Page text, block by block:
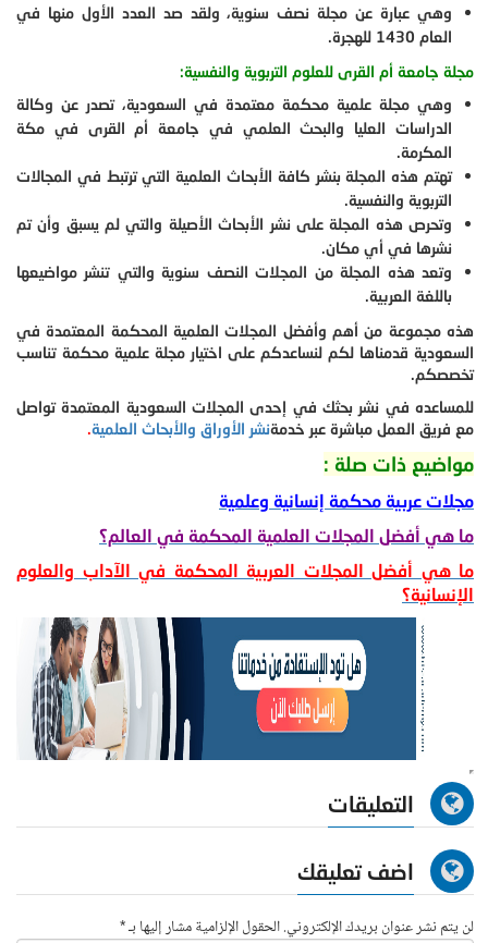
وهي عبارة عن مجلة نصف سنوية، ولقد صد العدد الأول منها في
العام 1430 للهجرة.
مجلة جامعة أم القرى للعلوم التربوية والنفسية:
وهي مجلة علمية محكمة معتمدة في السعودية، تصدر عن وكالة
الدراسات العليا والبحث العلمي في جامعة أم القرى في مكة
المكرمة.
تهتم هذه المجلة بنشر كافة الأبحاث العلمية التي ترتبط في المجالات
التربوية والنفسية.
وتحرص هذه المجلة على نشر الأبحاث الأصيلة والتي لم يسبق وأن تم
نشرها في أي مكان.
وتعد هذه المجلة من المجلات النصف سنوية والتي تنشر مواضيعها
باللغة العربية.
هذه مجموعة من أهم وأفضل المجلات العلمية المحكمة المعتمدة في
السعودية قدمناها لكم لنساعدكم على اختيار مجلة علمية محكمة تناسب
تخصصكم.
للمساعده في نشر بحثك في إحدى المجلات السعودية المعتمدة تواصل
مع فريق العمل مباشرة عبر خدمةنشر الأوراق والأبحاث العلمية.
مواضيع ذات صلة :
مجلات عربية محكمة إنسانية وعلمية
ما هي أفضل المجلات العلمية المحكمة في العالم؟
ما هي أفضل المجلات العربية المحكمة في الآداب والعلوم
الإنسانية؟
التعليقات
اضف تعليقك
لن يتم نشر عنوان بريدك الإلكتروني. الحقول الإلزامية مشار إليها بـ *